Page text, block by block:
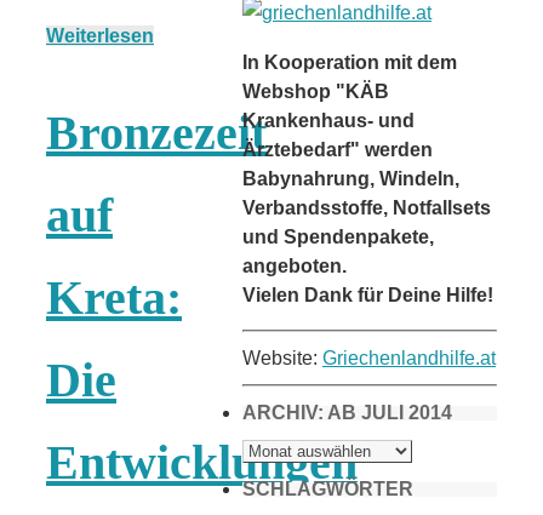
Weiterlesen
Bronzezeit
auf
Kreta:
Die
Entwicklungen
In Kooperation mit dem
Webshop "KÄB
Krankenhaus- und
Ärztebedarf" werden
Babynahrung, Windeln,
Verbandsstoffe, Notfallsets
und Spendenpakete,
angeboten.
Vielen Dank für Deine Hilfe!
Website: Griechenlandhilfe.at
ARCHIV: AB JULI 2014
ARCHIV:
AB
JULI
2014
SCHLAGWÖRTER